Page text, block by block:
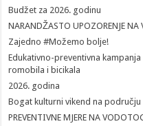
Budžet za 2026. godinu
NARANDŽASTO UPOZORENJE NA
Zajedno #Možemo bolje!
Edukativno-preventivna
romobila i bicikala
2026. godina
Bogat kulturni vikend na području
PREVENTIVNE MJERE NA